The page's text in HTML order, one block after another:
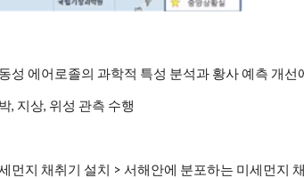
성 에어로졸의 과학적 특성 분석과 황사 예측 개
, 지상, 위성 관측 수행
먼지 채취기 설치 > 서해안에 분포하는 미세먼지